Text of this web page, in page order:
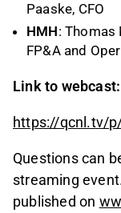
Paaske, CFO
HMH: Thomas
FP&A and
Link to webcast:
https://qcnl.tv/
Questions can
streaming
published on